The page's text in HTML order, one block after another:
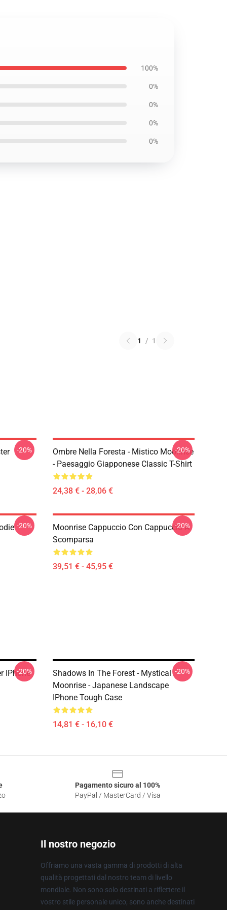
100%
0%
0%
0%
0%
1 / 1
-20%
Ombre Nella Foresta - Mistico Moonrise
- Paesaggio Giapponese Classic T-Shirt
24,38 € - 28,06 €
-20%
-20%
Moonrise Cappuccio Con Cappuccio A
Scomparsa
39,51 € - 45,95 €
-20%
IPhone
-20%
Shadows In The Forest - Mystical
Moonrise - Japanese Landscape
IPhone Tough Case
14,81 € - 16,10 €
-20%
Pagamento sicuro al 100%
PayPal / MasterCard / Visa
Il nostro negozio
Offriamo una vasta gamma di prodotti di alta
qualità progettati dal nostro team di livello
mondiale. Non sono solo destinati a riflettere il
vostro stile personale unico; sono anche destinati